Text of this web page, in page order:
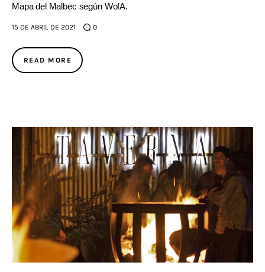
Mapa del Malbec según WofA.
15 DE ABRIL DE 2021 0
READ MORE